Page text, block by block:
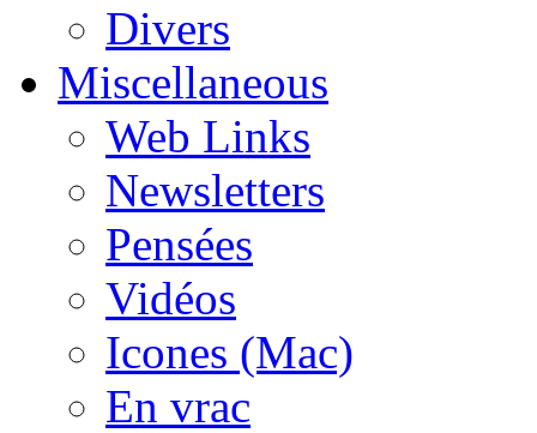
Divers
Miscellaneous
Web Links
Newsletters
Pensées
Vidéos
Icones (Mac)
En vrac